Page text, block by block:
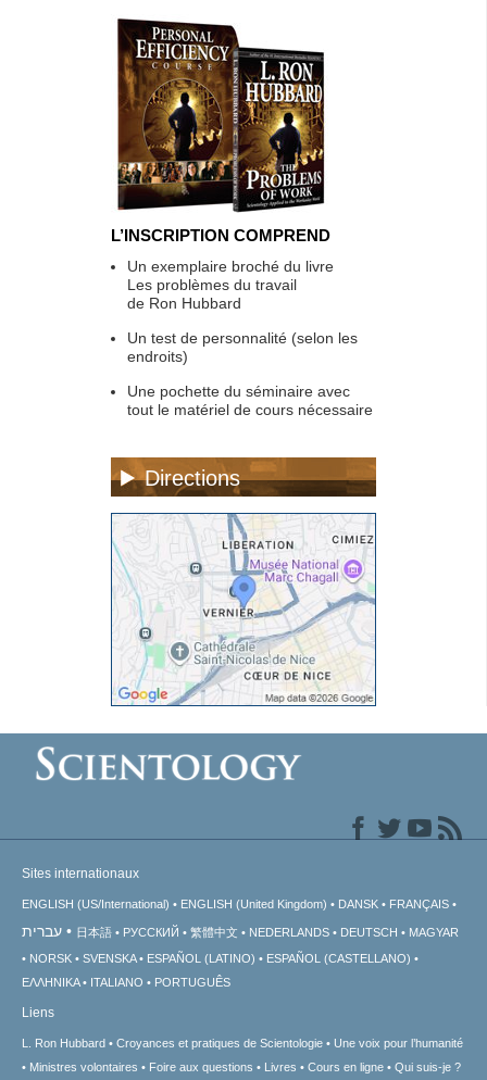
L’INSCRIPTION COMPREND
Un exemplaire broché du livre
Les problèmes du travail
de Ron Hubbard
Un test de personnalité (selon les
endroits)
Une pochette du séminaire avec
tout le matériel de cours nécessaire
Directions
Sites internationaux
ENGLISH (US/International) ENGLISH (United Kingdom) DANSK FRANÇAIS
עברית 日本語 РУССКИЙ 繁體中文 NEDERLANDS DEUTSCH
MAGYAR
NORSK
SVENSKA ESPAÑOL (LATINO)
ESPAÑOL (CASTELLANO)
ΕΛΛΗΝΙΚA
ITALIANO PORTUGUÊS
Liens
L. Ron Hubbard Croyances et pratiques de Scientologie
Une voix pour l’humanité
Ministres volontaires
Foire aux questions Livres Cours en ligne Qui suis-je ?